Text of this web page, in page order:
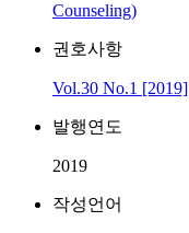
Counseling)
권호사항
Vol.30 No.1 [2019]
발행연도
2019
작성언어